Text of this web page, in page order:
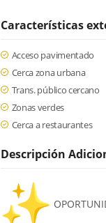
Características
Acceso pavimentado
Cerca zona urbana
Trans. público cercano
Zonas verdes
Cerca a restaurantes
Descripción